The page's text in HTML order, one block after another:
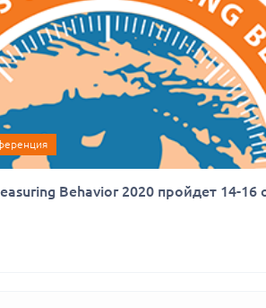
Behavior 2020 пройдет 14-16